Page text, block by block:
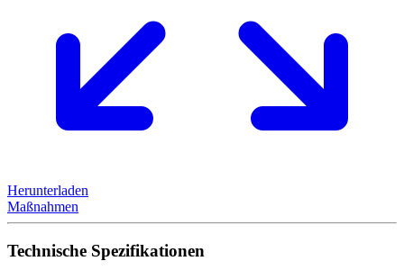
Herunterladen
Maßnahmen
Technische Spezifikationen